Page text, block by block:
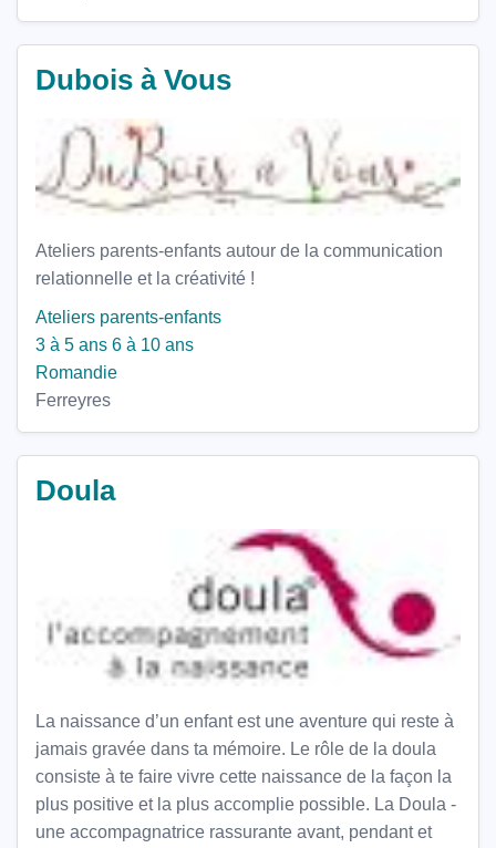
Dubois à Vous
Ateliers parents-enfants autour de la communication
relationnelle et la créativité !
Ateliers parents-enfants
3 à 5 ans 6 à 10 ans
Romandie
Ferreyres
Doula
La naissance d’un enfant est une aventure qui reste à
jamais gravée dans ta mémoire. Le rôle de la doula
consiste à te faire vivre cette naissance de la façon la
plus positive et la plus accomplie possible. La Doula -
une accompagnatrice rassurante avant, pendant et